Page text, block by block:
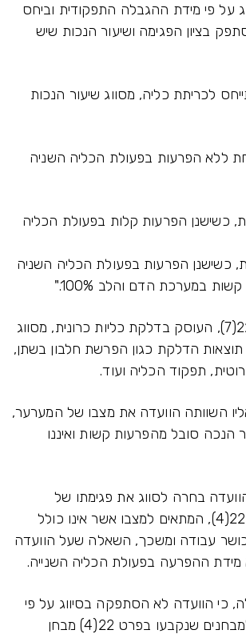
על פי מידת ההגבלה התפקודית וביחס
בציון הפגימה ושיעור הנכות שיש
המתייחס לכריתת כליה, מסווג שיעור הנכות
ללא הפרעות בפעולת הכליה השניה
כשישנן הפרעות קלות בפעולת הכליה
כשישנן הפרעות בפעולת הכליה השניה
במערכת הדם והלב 100%."
לעומת זאת פרט 22(7), העוסק בדלקת כליות כרונית, מסווג
הדלקת כגון הפרשת חלבון בשתן,
תפקוד הכליה ועוד.
שאליו השוותה הוועדה את מצבו של המערער,
100% כאשר הנכה סובל מהפרעות קשות ואיננו
הוועדה בחרה לסווג את פגימתו של
המערער לפי פרט 22(4), המתאים למצבו אשר אינו כולל
עבודה ומשכך, השאלה שעל הוועדה
מידת ההפרעה בפעולת הכליה השנייה.
כי הוועדה לא הסתפקה בסיווג על פי
מדד זה והוסיפה למבחנים שנקבעו בפרט 22(4) מבחן